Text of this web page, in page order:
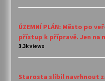
ÚZEMNÍ PLÁN: Město po
přístup k přípravě. Jen na
3.3k views
Starosta slíbil navrhnout